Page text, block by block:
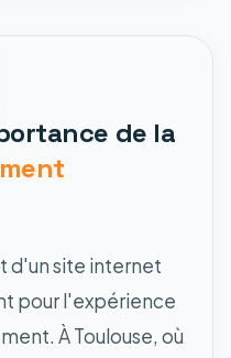
de la
d'un site internet
pour l'expérience
À Toulouse, où